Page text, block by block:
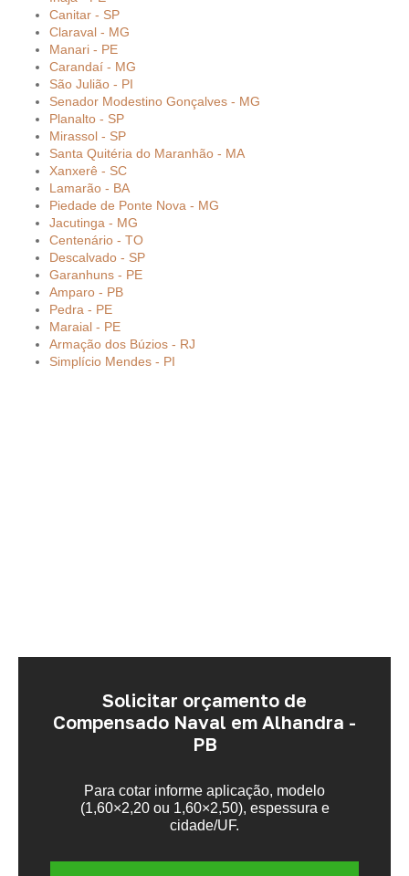
Canitar - SP
Claraval - MG
Manari - PE
Carandaí - MG
São Julião - PI
Senador Modestino Gonçalves - MG
Planalto - SP
Mirassol - SP
Santa Quitéria do Maranhão - MA
Xanxerê - SC
Lamarão - BA
Piedade de Ponte Nova - MG
Jacutinga - MG
Centenário - TO
Descalvado - SP
Garanhuns - PE
Amparo - PB
Pedra - PE
Maraial - PE
Armação dos Búzios - RJ
Simplício Mendes - PI
Solicitar orçamento de
Compensado Naval em Alhandra -
PB
Para cotar informe aplicação, modelo
(1,60×2,20 ou 1,60×2,50), espessura e
cidade/UF.